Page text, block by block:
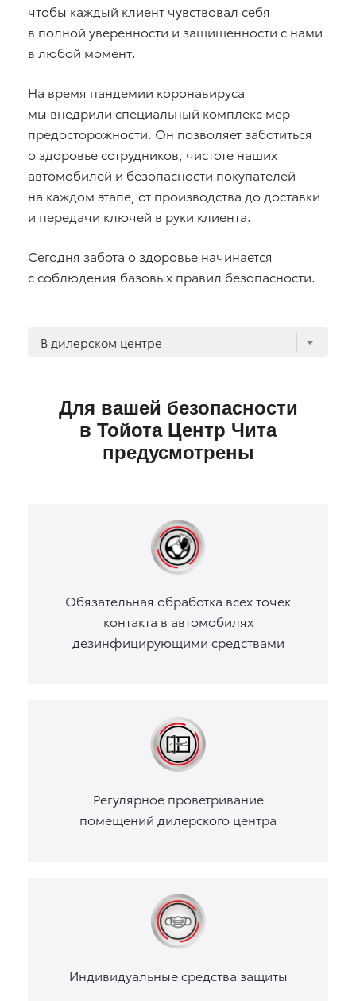
чтобы каждый клиент чувствовал себя
в полной уверенности и защищенности с нами
в любой момент.
На время пандемии коронавируса
мы внедрили специальный комплекс мер
предосторожности. Он позволяет заботиться
о здоровье сотрудников, чистоте наших
автомобилей и безопасности покупателей
на каждом этапе, от производства до доставки
и передачи ключей в руки клиента.
Сегодня забота о здоровье начинается
с соблюдения базовых правил безопасности.
В дилерском центре
Для вашей безопасности
в Тойота Центр Чита
предусмотрены
Обязательная обработка всех точек
контакта в автомобилях
дезинфицирующими средствами
Регулярное проветривание
помещений дилерского центра
Индивидуальные средства защиты